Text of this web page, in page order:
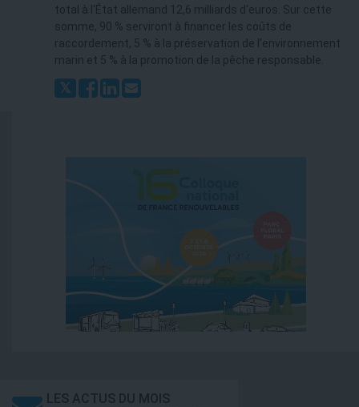
total à l'État allemand 12,6 milliards d'euros. Sur cette
somme, 90 % serviront à financer les coûts de
raccordement, 5 % à la préservation de l’environnement
marin et 5 % à la promotion de la pêche responsable.
LES ACTUS DU MOIS